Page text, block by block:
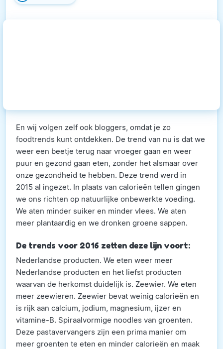
En wij volgen zelf ook bloggers, omdat je zo
foodtrends kunt ontdekken. De trend van nu is dat we
weer een beetje terug naar vroeger gaan en weer
puur en gezond gaan eten, zonder het alsmaar over
onze gezondheid te hebben. Deze trend werd in
2015 al ingezet. In plaats van calorieën tellen gingen
we ons richten op natuurlijke onbewerkte voeding.
We aten minder suiker en minder vlees. We aten
meer plantaardig en we dronken groene sappen.
De trends voor 2016 zetten deze lijn voort:
Nederlandse producten. We eten weer meer
Nederlandse producten en het liefst producten
waarvan de herkomst duidelijk is. Zeewier. We eten
meer zeewieren. Zeewier bevat weinig calorieën en
is rijk aan calcium, jodium, magnesium, ijzer en
vitamine-B. Spiraalvormige noodles van groenten.
Deze pastavervangers zijn een prima manier om
meer groenten te eten en minder calorieën en maak